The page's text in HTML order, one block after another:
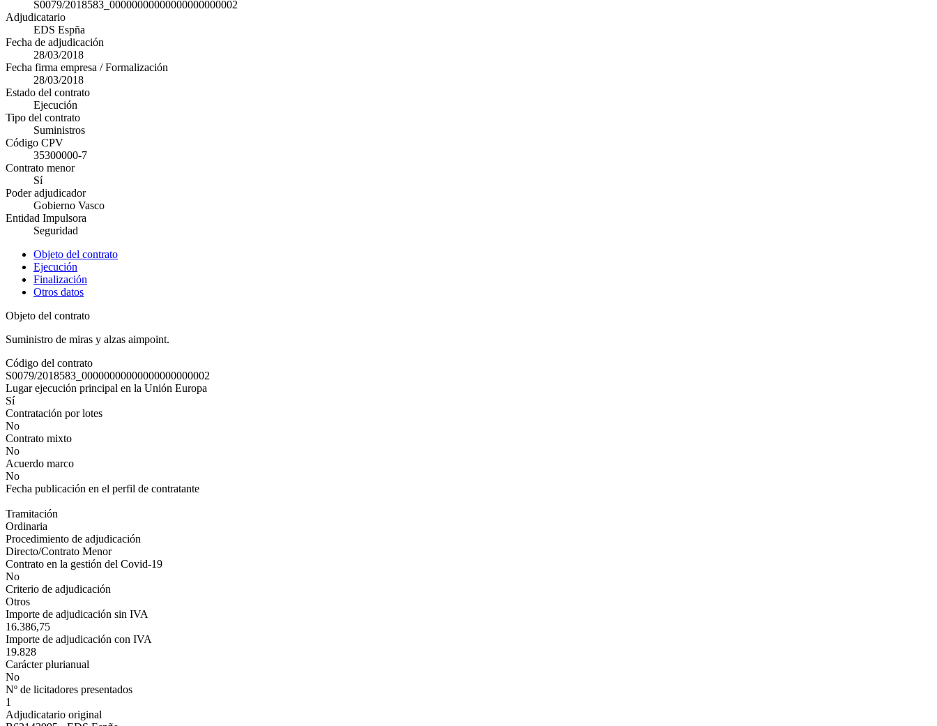
S0079/2018583_00000000000000000000002
Adjudicatario
EDS Espña
Fecha de adjudicación
28/03/2018
Fecha firma empresa / Formalización
28/03/2018
Estado del contrato
Ejecución
Tipo del contrato
Suministros
Código CPV
35300000-7
Contrato menor
Sí
Poder adjudicador
Gobierno Vasco
Entidad Impulsora
Seguridad
Objeto del contrato
Ejecución
Finalización
Otros datos
Objeto del contrato
Suministro de miras y alzas aimpoint.
Código del contrato
S0079/2018583_00000000000000000000002
Lugar ejecución principal en la Unión Europa
Sí
Contratación por lotes
No
Contrato mixto
No
Acuerdo marco
No
Fecha publicación en el perfil de contratante
Tramitación
Ordinaria
Procedimiento de adjudicación
Directo/Contrato Menor
Contrato en la gestión del Covid-19
No
Criterio de adjudicación
Otros
Importe de adjudicación sin IVA
16.386,75
Importe de adjudicación con IVA
19.828
Carácter plurianual
No
Nº de licitadores presentados
1
Adjudicatario original